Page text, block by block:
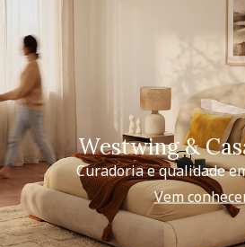
Westwing &
Curadoria e qualidade
Vem